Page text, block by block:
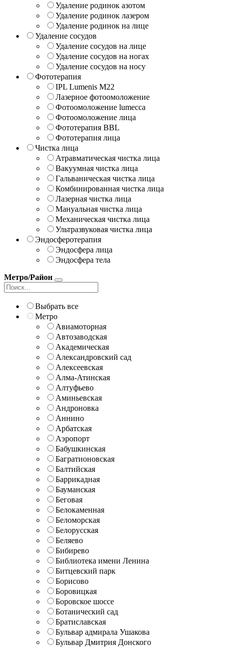
Удаление родинок азотом
Удаление родинок лазером
Удаление родинок на лице
Удаление сосудов
Удаление сосудов на лице
Удаление сосудов на ногах
Удаление сосудов на носу
Фототерапия
IPL Lumenis M22
Лазерное фотоомоложение
Фотоомоложение lumecca
Фотоомоложение лица
Фототерапия BBL
Фототерапия лица
Чистка лица
Атравматическая чистка лица
Вакуумная чистка лица
Гальваническая чистка лица
Комбинированная чистка лица
Лазерная чистка лица
Мануальная чистка лица
Механическая чистка лица
Ультразвуковая чистка лица
Эндосферотерапия
Эндосфера лица
Эндосфера тела
Метро/Район
Выбрать все
Метро
Авиамоторная
Автозаводская
Академическая
Александровский сад
Алексеевская
Алма-Атинская
Алтуфьево
Аминьевская
Андроновка
Аннино
Арбатская
Аэропорт
Бабушкинская
Багратионовская
Балтийская
Баррикадная
Бауманская
Беговая
Белокаменная
Беломорская
Белорусская
Беляево
Бибирево
Библиотека имени Ленина
Битцевский парк
Борисово
Боровицкая
Боровское шоссе
Ботанический сад
Братиславская
Бульвар адмирала Ушакова
Бульвар Дмитрия Донского